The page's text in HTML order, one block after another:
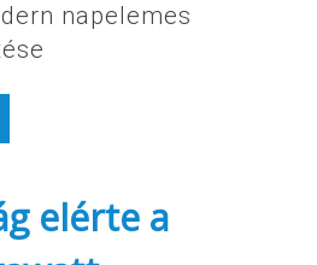
napelemes
elérte a